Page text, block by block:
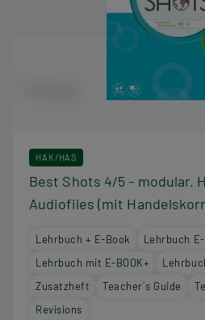
HAK/HAS
Best Shots 4/5 - modular.
Audiofiles (mit
Lehrbuch + E-Book
Lehrbuch
Lehrbuch mit E-BOOK+
Zusatzheft
Teacher´s Guide
Revisions